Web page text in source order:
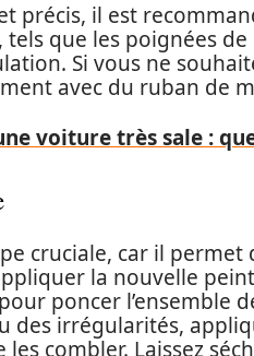
précis, il est
que les poignées
Si vous ne
avec du ruban de
voiture très sale :
cruciale, car il permet
la nouvelle
poncer l’ensemble
des irrégularités,
combler. Laissez